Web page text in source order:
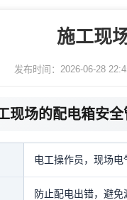
施工现
发布时间：2026-06-28
现场的配电箱安
电工操作员，现场电
防止配电出错，避